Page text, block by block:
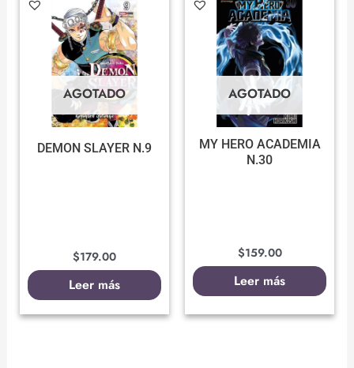
AGOTADO
DEMON SLAYER N.9
$179.00
Leer más
AGOTADO
MY HERO ACADEMIA
N.30
$159.00
Leer más